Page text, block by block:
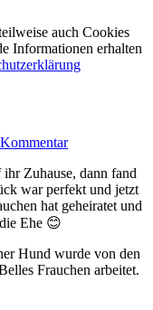
auch Cookies
Informationen erhalten
Zuhause, dann fand
war perfekt und jetzt
hat geheiratet und
Ehe 😊
Hund wurde von den
Frauchen arbeitet.